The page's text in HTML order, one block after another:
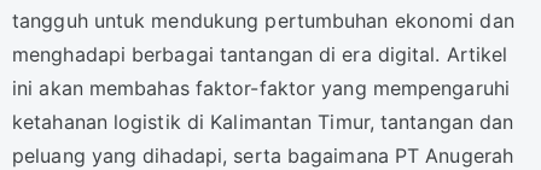
tangguh untuk mendukung pertumbuhan ekonomi dan
menghadapi berbagai tantangan di era digital. Artikel
ini akan membahas faktor-faktor yang mempengaruhi
ketahanan logistik di Kalimantan Timur, tantangan dan
peluang yang dihadapi, serta bagaimana PT Anugerah